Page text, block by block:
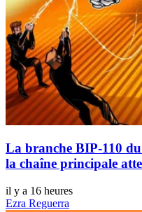
La branche BIP-110
la chaîne principale
il y a 16 heures
Ezra Reguerra